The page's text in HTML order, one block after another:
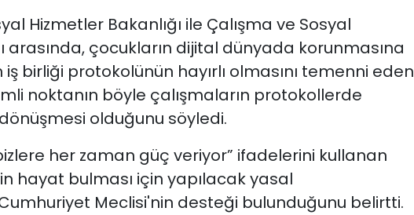
Hizmetler Bakanlığı ile Çalışma ve Sosyal
arasında, çocukların dijital dünyada korunmasına
birliği protokolünün hayırlı olmasını temenni eden
noktanın böyle çalışmaların protokollerde
olduğunu söyledi.
her zaman güç veriyor” ifadelerini kullanan
hayat bulması için yapılacak yasal
Meclisi'nin desteği bulunduğunu belirtti.